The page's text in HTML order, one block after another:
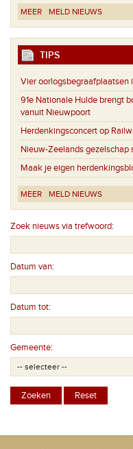
MEER MELD NIEUWS
TIPS
Vier oorlogsbegraafplaatsen
91e Nationale Hulde brengt
vanuit Nieuwpoort
Herdenkingsconcert op
Nieuw-Zeelands gezelschap
Maak je eigen
MEER MELD NIEUWS
Zoek nieuws via trefwoord:
Datum van:
Datum tot:
Gemeente: